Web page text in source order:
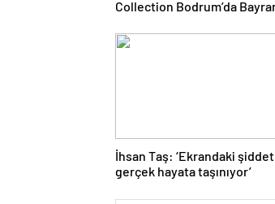
Collection Bodrum’da Bayram
Performans
İhsan Taş: ‘Ekrandaki şiddet
gerçek hayata taşınıyor’